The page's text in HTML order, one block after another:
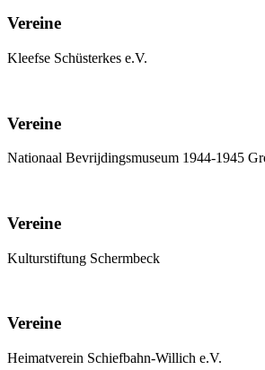
Vereine
Kleefse Schüsterkes e.V.
Vereine
Nationaal Bevrijdingsmuseum 1944-1945
Vereine
Kulturstiftung Schermbeck
Vereine
Heimatverein Schiefbahn-Willich e.V.